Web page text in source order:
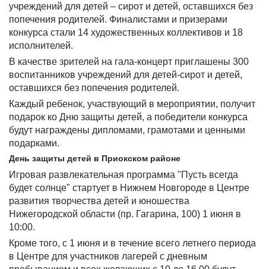
учреждений для детей – сирот и детей, оставшихся без
попечения родителей. Финалистами и призерами
конкурса стали 14 художественных коллективов и 18
исполнителей.
В качестве зрителей на гала-концерт приглашены 300
воспитанников учреждений для детей-сирот и детей,
оставшихся без попечения родителей.
Каждый ребенок, участвующий в мероприятии, получит
подарок ко Дню защиты детей, а победители конкурса
будут награждены дипломами, грамотами и ценными
подарками.
День защиты детей в Приокском районе
Игровая развлекательная программа "Пусть всегда
будет солнце" стартует в Нижнем Новгороде в Центре
развития творчества детей и юношества
Нижегородской области (пр. Гагарина, 100) 1 июня в
10:00.
Кроме того, с 1 июня и в течение всего летнего периода
в Центре для участников лагерей с дневным